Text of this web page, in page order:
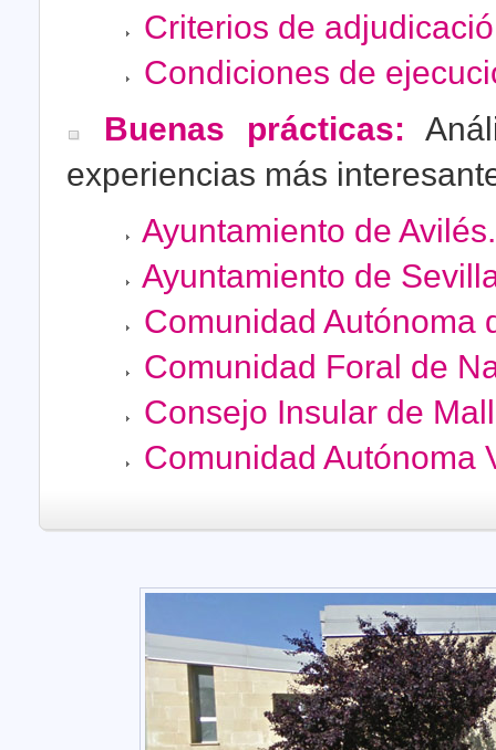
Criterios de
Condiciones de
Buenas prácticas:
experiencias más
Ayuntamiento de Avilés.
Ayuntamiento de
Comunidad Autónoma
Comunidad Foral de
Consejo Insular de
Comunidad Autónoma